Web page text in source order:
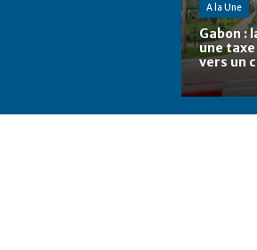
A la Une
Gabon :
une
vers un